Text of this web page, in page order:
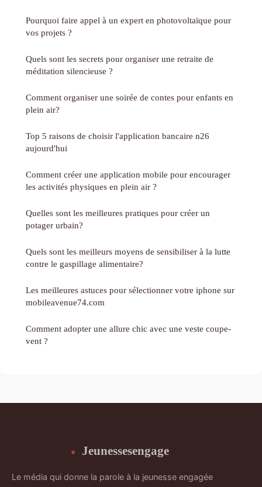
Pourquoi faire appel à un expert en photovoltaïque pour
vos projets ?
Quels sont les secrets pour organiser une retraite de
méditation silencieuse ?
Comment organiser une soirée de contes pour enfants en
plein air?
Top 5 raisons de choisir l'application bancaire n26
aujourd'hui
Comment créer une application mobile pour encourager
les activités physiques en plein air ?
Quelles sont les meilleures pratiques pour créer un
potager urbain?
Quels sont les meilleurs moyens de sensibiliser à la lutte
contre le gaspillage alimentaire?
Les meilleures astuces pour sélectionner votre iphone sur
mobileavenue74.com
Comment adopter une allure chic avec une veste coupe-
vent ?
Jeunessesengage
Le média qui donne la parole à la jeunesse engagée